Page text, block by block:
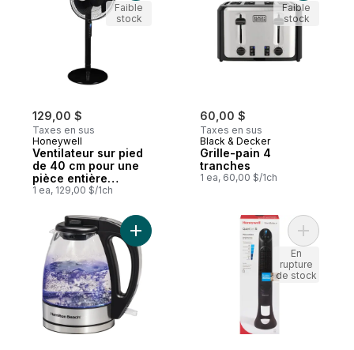
129,00 $
Taxes en sus
Honeywell
Ventilateur sur pied
de 40 cm pour une
pièce entière
supèrieur quietset 5
1 ea, 129,00 $/1ch
Faible
stock
60,00 $
Taxes en sus
Black & Decker
Grille-pain 4
tranches
1 ea, 60,00 $/1ch
Faible
stock
Ajouter Bouilloire en verre, 1 l au panier
Ajouter
En
rupture
de stock